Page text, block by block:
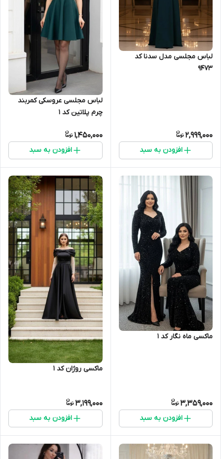
لباس مجلسی مدل سدنا کد
9473
2,999,000
افزودن به سبد
لباس مجلسی عروسکی کمربند
چرم پلاتین کد 1
1,450,000
افزودن به سبد
ماکسی ماه نگار کد 1
3,359,000
افزودن به سبد
ماکسی روژان کد 1
3,199,000
افزودن به سبد